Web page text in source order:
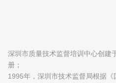
深圳市质量技术监督培训中心创建
册；
1995年，深圳市技术监督局根据